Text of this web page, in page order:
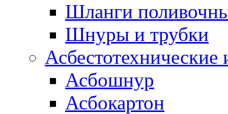
Шланги
Шнуры и трубки
Асбестотехнические
Асбошнур
Асбокартон